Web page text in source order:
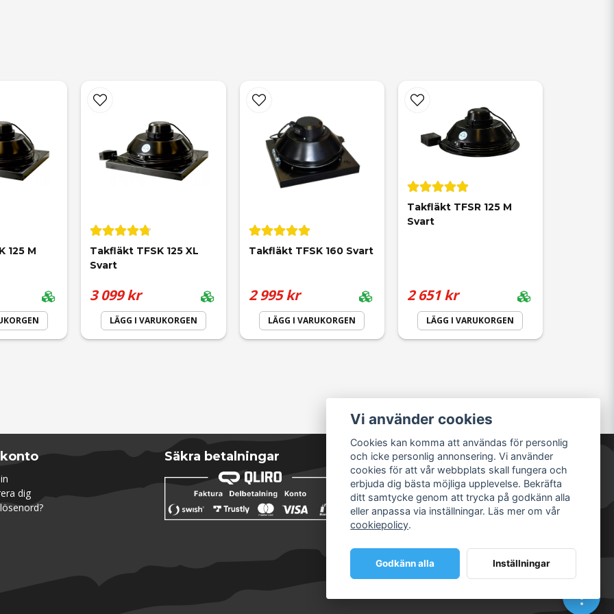
Skicka fråga
125 M
Takfläkt TFSK 125 XL
Svart
3 099 kr
LÄGG I VARUKORGEN
Takfläkt TFSK 160 Svart
2 995 kr
LÄGG I VARUKORGEN
Takfläkt TFSR 125 M
Svart
2 651 kr
LÄGG I VARUKORGEN
dig
Säkra betalningar
Vi använder cookies
Cookies kan komma att användas för personlig
och icke personlig annonsering. Vi använder
cookies för att vår webbplats skall fungera och
erbjuda dig bästa möjliga upplevelse. Bekräfta
ditt samtycke genom att trycka på godkänn alla
eller anpassa via inställningar. Läs mer om vår
cookiepolicy.
Godkänn alla Inställningar